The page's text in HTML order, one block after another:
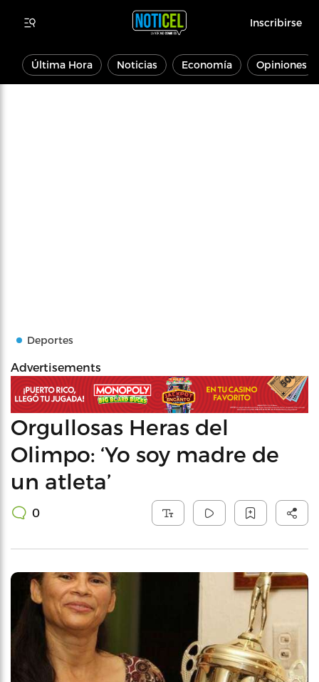
Inscribirse
Última Hora Noticias Economía Opiniones
Deportes
Advertisements
Orgullosas Heras del
Olimpo: ‘Yo soy madre de
un atleta’
0